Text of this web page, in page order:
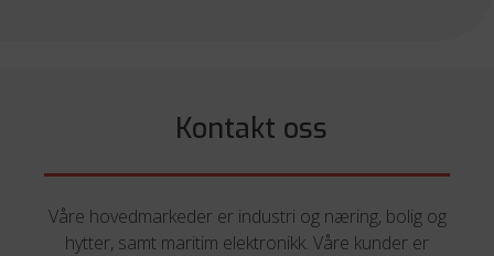
Kontakt oss
Våre hovedmarkeder er industri og næring, bolig og
hytter, samt maritim elektronikk. Våre kunder er